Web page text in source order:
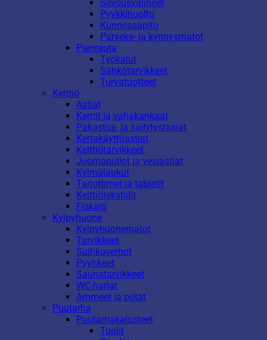
Siivousvälineet
Pyykkihuolto
Kunnossapito
Parveke- ja kynnysmatot
Pienrauta
Työkalut
Sähkötarvikkeet
Turvatuotteet
Keittiö
Astiat
Kernit ja vahakankaat
Pakastus- ja säilytysrasiat
Kertakäyttöastiat
Keittiötarvikkeet
Juomapullot ja vesiastiat
Kylmälaukut
Tarjottimet ja tabletit
Keittiötekstiilit
Fiskars
Kylpyhuone
Kylpyhuonematot
Tarvikkeet
Suihkuverhot
Pyyhkeet
Saunatarvikkeet
WC-harjat
Ammeet ja potat
Puutarha
Puutarhakalusteet
Tuolit